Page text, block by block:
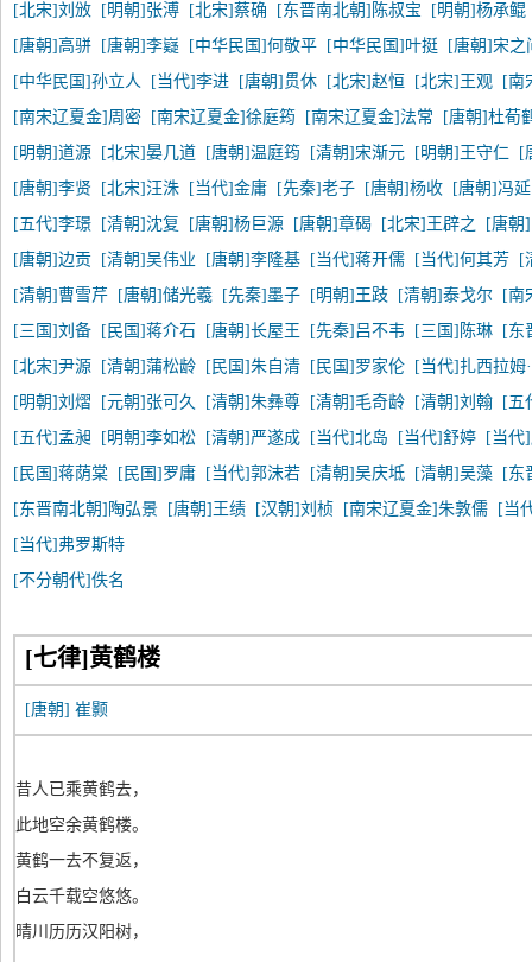
[北宋]刘攽
[明朝]张溥 [北宋]蔡确 [东晋南北朝]陈叔宝
[明朝]杨承鲲
[唐朝]高骈
[唐朝]李嶷 [中华民国]何敬平 [中华民国]叶挺
[唐朝]宋之
[中华民国]孙立人
[当代]李进 [唐朝]贯休 [北宋]赵恒 [北宋]王观
[南
[南宋辽夏金]周密
[南宋辽夏金]徐庭筠 [南宋辽夏金]法常
[唐朝]杜荀
[明朝]道源
[北宋]晏几道 [唐朝]温庭筠 [清朝]宋渐元 [明朝]王守仁
[
[唐朝]李贤
[北宋]汪洙 [当代]金庸 [先秦]老子 [唐朝]杨收
[唐朝]冯
[五代]李璟
[清朝]沈复 [唐朝]杨巨源 [唐朝]章碣 [北宋]王辟之
[唐朝
[唐朝]边贡
[清朝]吴伟业 [唐朝]李隆基 [当代]蒋开儒 [当代]何其芳
[
[清朝]曹雪芹
[唐朝]储光羲 [先秦]墨子 [明朝]王跂 [清朝]泰戈尔
[南
[三国]刘备
[民国]蒋介石 [唐朝]长屋王 [先秦]吕不韦 [三国]陈琳
[东
[北宋]尹源
[清朝]蒲松龄 [民国]朱自清 [民国]罗家伦
[当代]扎西拉
[明朝]刘熠
[元朝]张可久 [清朝]朱彝尊 [清朝]毛奇龄 [清朝]刘翰
[五
[五代]孟昶
[明朝]李如松 [清朝]严遂成 [当代]北岛 [当代]舒婷
[当代
[民国]蒋荫棠
[民国]罗庸 [当代]郭沫若 [清朝]吴庆坻 [清朝]吴藻
[东
[东晋南北朝]陶弘景
[唐朝]王绩 [汉朝]刘桢 [南宋辽夏金]朱敦儒
[当
[当代]弗罗斯特
[不分朝代]佚名
[七律]黄鹤楼
[唐朝] 崔颢
昔人已乘黄鹤去，
此地空余黄鹤楼。
黄鹤一去不复返，
白云千载空悠悠。
晴川历历汉阳树，